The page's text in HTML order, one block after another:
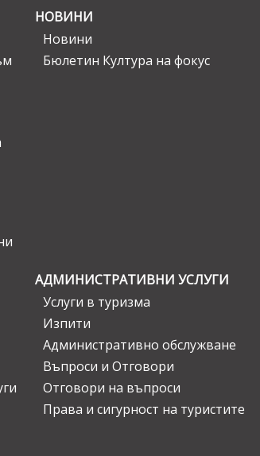
НОВИНИ
Новини
Бюлетин Култура на фокус
АДМИНИСТРАТИВНИ УСЛУГИ
Услуги в туризма
Изпити
Административно обслужване
Въпроси и Отговори
Отговори на въпроси
Права и сигурност на туристите